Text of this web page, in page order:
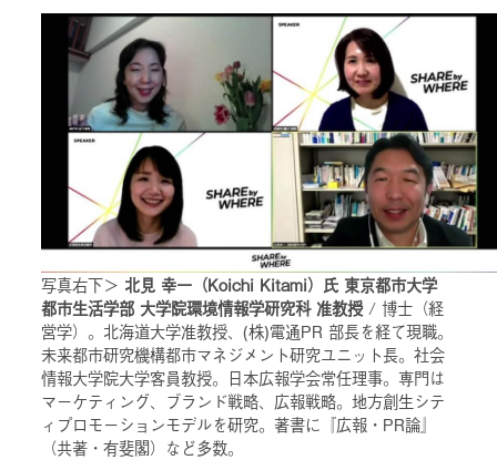
写真右下＞ 北見 幸一（Koichi Kitami）氏 東京都市大学
都市生活学部 大学院環境情報学研究科 准教授 / 博士（経
営学）。北海道大学准教授、(株)電通PR 部長を経て現職。
未来都市研究機構都市マネジメント研究ユニット長。社会
情報大学院大学客員教授。日本広報学会常任理事。専門は
マーケティング、ブランド戦略、広報戦略。地方創生シテ
ィプロモーションモデルを研究。著書に『広報・PR論』
（共著・有斐閣）など多数。